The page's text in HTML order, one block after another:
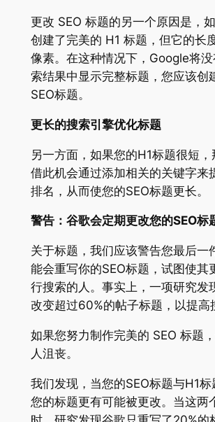
更改 SEO 标题的另一个原因是，
创建了完美的 H1 标题，但它的长
像素。在这种情况下，Google将
索结果中显示完整标题，您应该创
SEO标题。
更长的搜索引擎优化标题
另一方面，如果您的H1标题很短，
借此机会通过添加相关的关键字来
排名，从而使您的SEO标题更长。
警告：谷歌会定期更改您的SEO标
关于标题，我们应该警告您最后一
能会重写你的SEO标题，试图使其
行搜索的人。事实上，一项研究发
改变超过60%的帖子标题，以提高
如果您努力制作完美的 SEO 标题
人沮丧。
我们发现，当您的SEO标题与H1标
您的标题更有可能被更改。当这两